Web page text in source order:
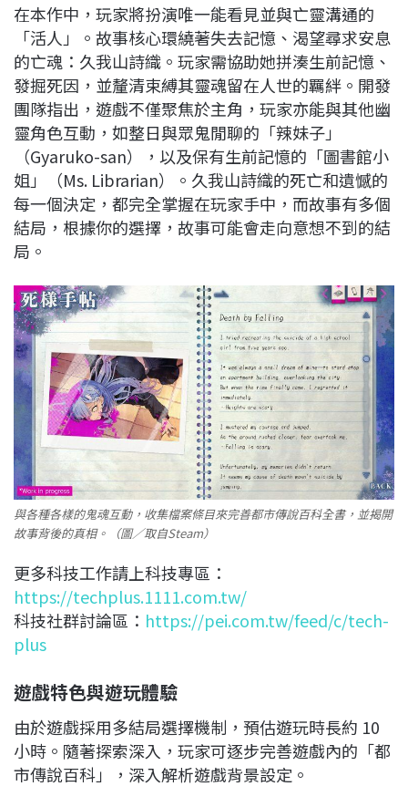
在本作中，玩家將扮演唯一能看見並與亡靈溝通的
「活人」。故事核心環繞著失去記憶、渴望尋求安息
的亡魂：久我山詩織。玩家需協助她拼湊生前記憶、
發掘死因，並釐清束縛其靈魂留在人世的羈絆。開發
團隊指出，遊戲不僅聚焦於主角，玩家亦能與其他幽
靈角色互動，如整日與眾鬼閒聊的「辣妹子」
（Gyaruko-san），以及保有生前記憶的「圖書館小
姐」（Ms. Librarian）。久我山詩織的死亡和遺憾的
每一個決定，都完全掌握在玩家手中，而故事有多個
結局，根據你的選擇，故事可能會走向意想不到的結
局。
與各種各樣的鬼魂互動，收集檔案條目來完善都市傳說百科全書，並揭開
故事背後的真相。（圖／取自Steam）
更多科技工作請上科技專區：
https://techplus.1111.com.tw/
科技社群討論區： https://pei.com.tw/feed/c/tech-
plus
遊戲特色與遊玩體驗
由於遊戲採用多結局選擇機制，預估遊玩時長約 10
小時。隨著探索深入，玩家可逐步完善遊戲內的「都
市傳說百科」，深入解析遊戲背景設定。